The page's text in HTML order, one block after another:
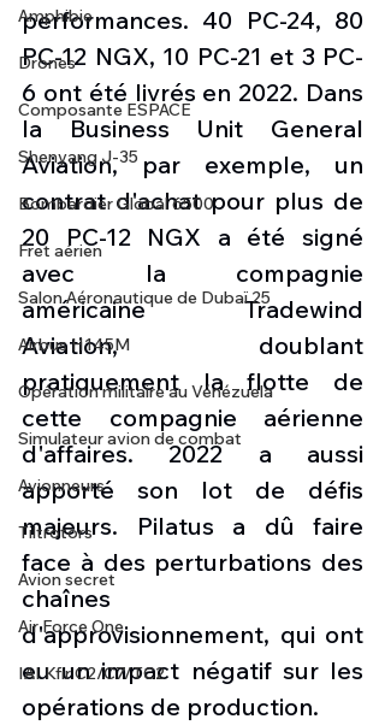
Amphibie
Drones
Composante ESPACE
Shenyang J-35
Bombardier Global 6500
Fret aérien
Salon Aéronautique de Dubaï 25
Airbus H145M
Opération militaire au Vénézuela
Simulateur avion de combat
Avionneurs
Tiltrotors
Avion secret
Air Force One
IAI Kfir C2/C7/TC2
performances. 40 PC-24, 80
PC-12 NGX, 10 PC-21 et 3 PC-
6 ont été livrés en 2022. Dans
la Business Unit General
Aviation, par exemple, un
contrat d'achat pour plus de
20 PC-12 NGX a été signé
avec la compagnie
américaine Tradewind
Aviation, doublant
pratiquement la flotte de
cette compagnie aérienne
d'affaires. 2022 a aussi
apporté son lot de défis
majeurs. Pilatus a dû faire
face à des perturbations des
chaînes
d'approvisionnement, qui ont
eu un impact négatif sur les
opérations de production.